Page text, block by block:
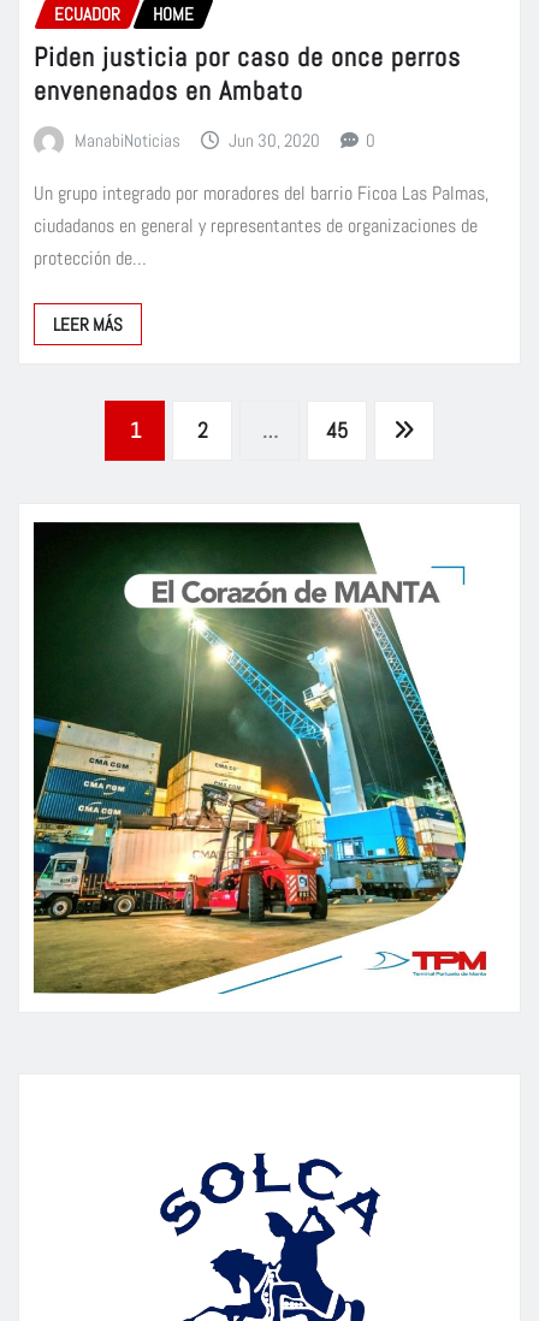
ECUADOR HOME
Piden justicia por caso de once perros
envenenados en Ambato
ManabiNoticias Jun 30, 2020 0
Un grupo integrado por moradores del barrio Ficoa Las Palmas,
ciudadanos en general y representantes de organizaciones de
protección de…
LEER MÁS
Paginación
de
entradas
1 2 … 45